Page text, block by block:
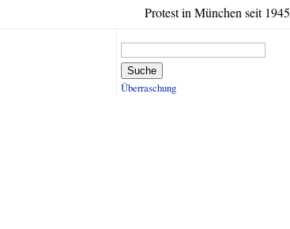
Protest in München seit 1945
Suche
Überraschung